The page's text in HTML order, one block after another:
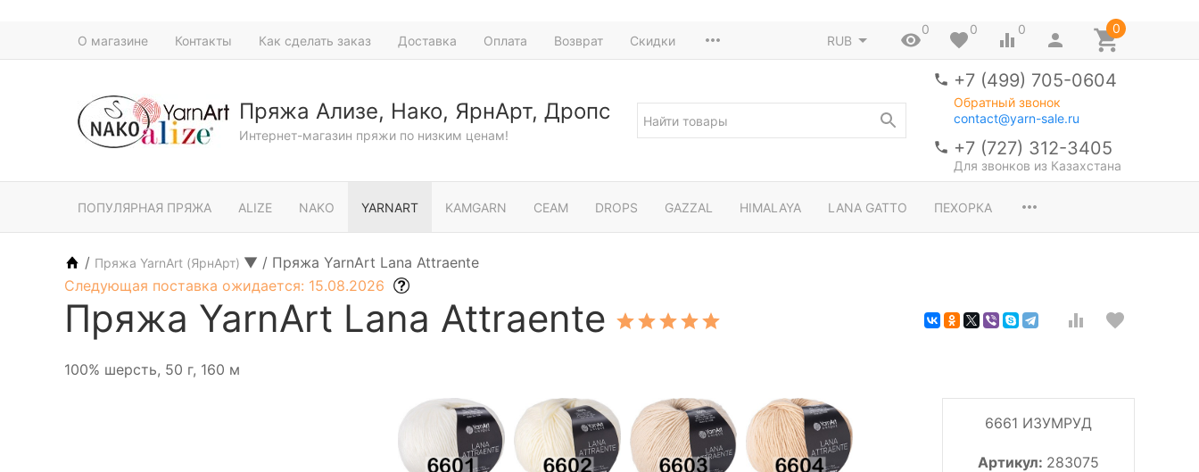
О магазине Контакты Как сделать заказ Доставка Оплата Возврат Скидки RUB
0 0 0 0
Пряжа Ализе, Нако, ЯрнАрт, Дропс
Интернет-магазин пряжи по низким ценам!
+7 (499) 705-0604
Обратный звонок
contact@yarn-sale.ru
+7 (727) 312-3405
Для звонков из Казахстана
ПОПУЛЯРНАЯ ПРЯЖА ALIZE NAKO YARNART KAMGARN СЕАМ DROPS GAZZAL HIMALAYA LANA GATTO ПЕХОРКА
/ Пряжа YarnArt (ЯрнАрт) ▼ / Пряжа YarnArt Lana Attraente
Следующая поставка ожидается: 15.08.2026
Пряжа YarnArt Lana Attraente
100% шерсть, 50 г, 160 м
6661 ИЗУМРУД
Артикул: 283075